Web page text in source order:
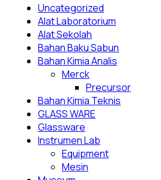
Uncategorized
Alat Laboratorium
Alat Sekolah
Bahan Baku Sabun
Bahan Kimia Analis
Merck
Precursor
Bahan Kimia Teknis
GLASS WARE
Glassware
Instrumen Lab
Equipment
Mesin